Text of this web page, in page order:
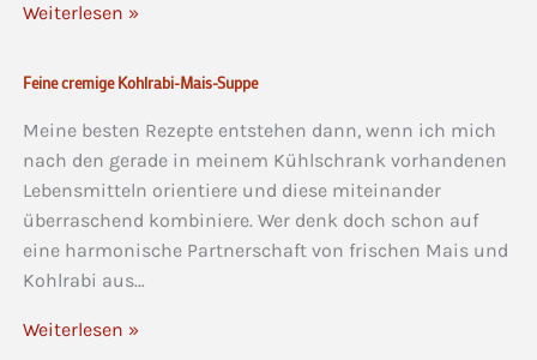
Weiterlesen »
Feine cremige Kohlrabi-Mais-Suppe
Meine besten Rezepte entstehen dann, wenn ich mich
nach den gerade in meinem Kühlschrank vorhandenen
Lebensmitteln orientiere und diese miteinander
überraschend kombiniere. Wer denk doch schon auf
eine harmonische Partnerschaft von frischen Mais und
Kohlrabi aus…
Weiterlesen »